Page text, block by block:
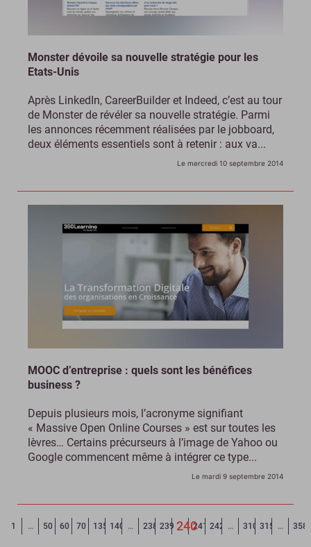
Monster dévoile sa nouvelle stratégie pour les
Etats-Unis
Après LinkedIn, CareerBuilder et Indeed, c’est au tour
de Monster de révéler sa nouvelle stratégie. Parmi
les annonces récemment réalisées par le jobboard,
deux éléments essentiels sont à retenir : aux va...
Le mercredi 10 septembre 2014
MOOC d’entreprise : quels sont les bénéfices
business ?
Depuis plusieurs mois, l’acronyme signifiant
« Massive Open Online Courses » est sur toutes les
lèvres… Certains précurseurs à l’image de Yahoo ou
Google commencent même à intégrer ce type...
Le mardi 9 septembre 2014
Page précédente
1 … 50 60 70 135 140 … 238 239 240241 242 … 310 315 … 358